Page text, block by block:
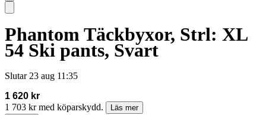
Phantom Täckbyxor, Strl: XL
54 Ski pants, Svart
Slutar 23 aug 11:35
1 620 kr
1 703 kr med köparskydd.
Läs mer